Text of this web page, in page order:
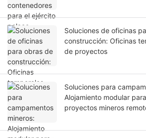
Soluciones de oficinas
construcción: Oficinas
de proyectos
Soluciones para
Alojamiento modular
proyectos mineros